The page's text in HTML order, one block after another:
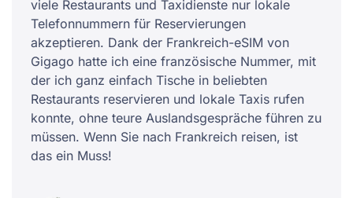
viele Restaurants und Taxidienste nur lokale
Telefonnummern für Reservierungen
akzeptieren. Dank der Frankreich-eSIM von
Gigago hatte ich eine französische Nummer, mit
der ich ganz einfach Tische in beliebten
Restaurants reservieren und lokale Taxis rufen
konnte, ohne teure Auslandsgespräche führen zu
müssen. Wenn Sie nach Frankreich reisen, ist
das ein Muss!